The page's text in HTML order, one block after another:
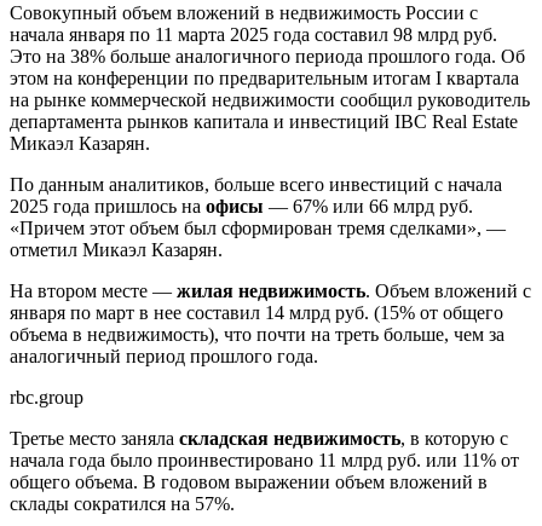
Совокупный объем вложений в недвижимость России с
начала января по 11 марта 2025 года составил 98 млрд руб.
Это на 38% больше аналогичного периода прошлого года. Об
этом на конференции по предварительным итогам I квартала
на рынке коммерческой недвижимости сообщил руководитель
департамента рынков капитала и инвестиций IBC Real Estate
Микаэл Казарян.
По данным аналитиков, больше всего инвестиций с начала
2025 года пришлось на офисы — 67% или 66 млрд руб.
«Причем этот объем был сформирован тремя сделками», —
отметил Микаэл Казарян.
На втором месте — жилая недвижимость. Объем вложений с
января по март в нее составил 14 млрд руб. (15% от общего
объема в недвижимость), что почти на треть больше, чем за
аналогичный период прошлого года.
rbc.group
Третье место заняла складская недвижимость, в которую с
начала года было проинвестировано 11 млрд руб. или 11% от
общего объема. В годовом выражении объем вложений в
склады сократился на 57%.